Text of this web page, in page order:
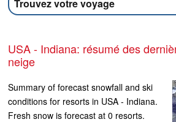
Trouvez votre voyage
USA - Indiana: résumé des dernières conditions de
neige
Summary of forecast snowfall and ski
conditions for resorts in USA - Indiana.
Fresh snow is forecast at 0 resorts.